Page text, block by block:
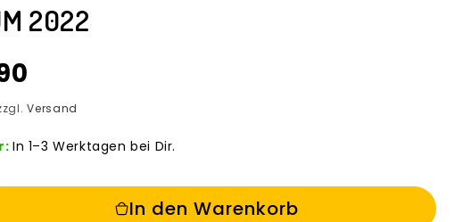
2022
Versand
In 1–3 Werktagen bei Dir.
In den Warenkorb